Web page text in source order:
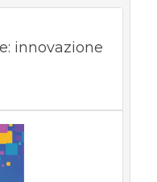
innovazione